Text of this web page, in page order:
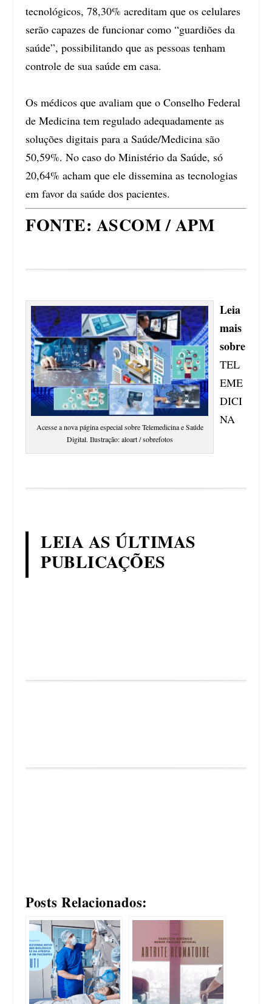
tecnológicos, 78,30% acreditam que os celulares
serão capazes de funcionar como “guardiões da
saúde”, possibilitando que as pessoas tenham
controle de sua saúde em casa.
Os médicos que avaliam que o Conselho Federal
de Medicina tem regulado adequadamente as
soluções digitais para a Saúde/Medicina são
50,59%. No caso do Ministério da Saúde, só
20,64% acham que ele dissemina as tecnologias
em favor da saúde dos pacientes.
FONTE: ASCOM / APM
Acesse a nova página especial sobre Telemedicina e Saúde
Digital. Ilustração: aloart / sobrefotos
Leia
mais
sobre
TEL
EME
DICI
NA
LEIA AS ÚLTIMAS
PUBLICAÇÕES
Posts Relacionados: